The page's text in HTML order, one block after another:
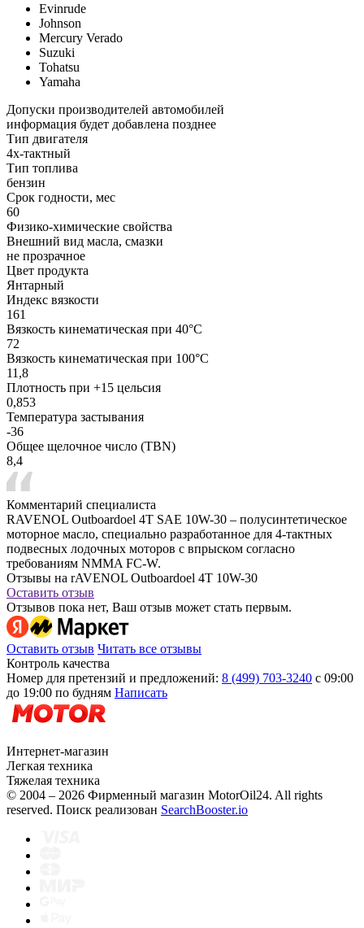
Evinrude
Johnson
Mercury Verado
Suzuki
Tohatsu
Yamaha
Допуски производителей автомобилей
информация будет добавлена позднее
Тип двигателя
4х-тактный
Тип топлива
бензин
Срок годности, мес
60
Физико-химические свойства
Внешний вид масла, смазки
не прозрачное
Цвет продукта
Янтарный
Индекс вязкости
161
Вязкость кинематическая при 40°С
72
Вязкость кинематическая при 100°С
11,8
Плотность при +15 цельсия
0,853
Температура застывания
-36
Общее щелочное число (TBN)
8,4
Комментарий специалиста
RAVENOL Outboardoel 4T SAE 10W-30 – полусинтетическое
моторное масло, специально разработанное для 4-тактных
подвесных лодочных моторов с впрыском согласно
требованиям NMMA FC-W.
Отзывы на rAVENOL Outboardoel 4T 10W-30
Оставить отзыв
Отзывов пока нет, Ваш отзыв может стать первым.
Оставить отзыв Читать все отзывы
Контроль качества
Номер для претензий и предложений: 8 (499) 703-3240 с 09:00
до 19:00 по будням Написать
Интернет-магазин
Легкая техника
Тяжелая техника
© 2004 – 2026 Фирменный магазин MotorOil24. All rights
reserved. Поиск реализован SearchBooster.io